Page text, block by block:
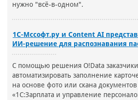
нужно "всё-в-одном".
1С-Мссофт.ру и Content AI
ИИ-решение для распознавания
С помощью решения O!Data
автоматизировать заполнение
на основе фото или скана
«1С:Зарплата и управление